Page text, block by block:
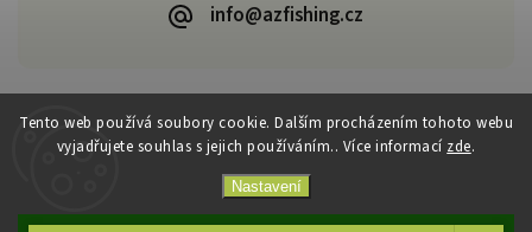
Tento web používá soubory cookie. Dalším procházením tohoto webu
vyjadřujete souhlas s jejich používáním.. Více informací zde.
Nastavení
info@azfishing.cz
Copyright 2026AzFishing.cz. Všechna práva vyhrazena.
VytvořilShoptet| Design